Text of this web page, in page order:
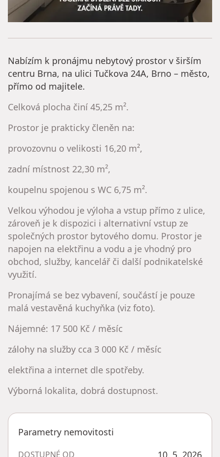
Nabízím k pronájmu nebytový prostor v širším
centru Brna, na ulici Tučkova 24A, Brno – město,
přímo od majitele.
Celková plocha činí 45,25 m².
Prostor je prakticky členěn na:
provozovnu o velikosti 16,20 m²,
zadní místnost 22,30 m²,
koupelnu spojenou s WC 6,75 m².
Velkou výhodou je výloha a vstup přímo z ulice,
zároveň je k dispozici i alternativní vstup ze
společných prostor bytového domu. Prostor je
napojen na elektřinu a vodu a je vhodný pro
obchod, služby, kancelář či další podnikatelské
využití.
Pronajímá se bez vybavení, součástí je pouze
malá vestavěná kuchyňka (viz foto).
Nájemné: 17 500 Kč / měsíc
zálohy na služby cca 3 000 Kč / měsíc
elektřina a internet dle spotřeby.
Výborná lokalita, dobrá dostupnost.
Parametry nemovitosti
DOSTUPNÉ OD 10. 5. 2026